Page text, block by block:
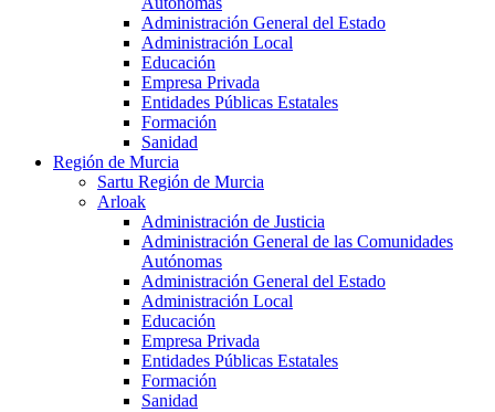
Administración General del Estado
Administración Local
Educación
Empresa Privada
Entidades Públicas Estatales
Formación
Sanidad
Región de Murcia
Sartu Región de Murcia
Arloak
Administración de Justicia
Administración General de las Comunidades
Autónomas
Administración General del Estado
Administración Local
Educación
Empresa Privada
Entidades Públicas Estatales
Formación
Sanidad